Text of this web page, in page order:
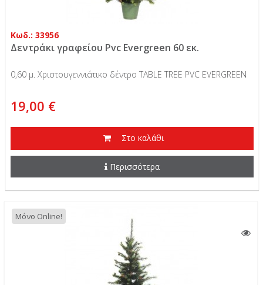
Κωδ.: 33956
Δεντράκι γραφείου Pvc Evergreen 60 εκ.
0,60 μ. Χριστουγεννιάτικο δέντρο TABLE TREE PVC EVERGREEN
19,00 €
Στο καλάθι
Περισσότερα
Μόνο Online!